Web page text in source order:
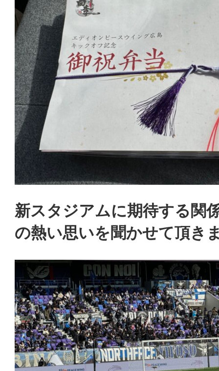
新スタジアムに期待する関
の熱い思いを聞かせて頂き